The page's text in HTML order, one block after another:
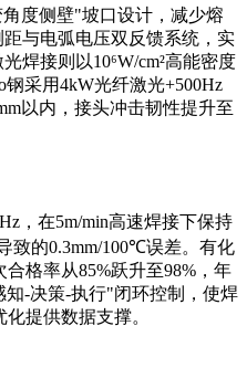
度侧壁"坡口设计，减少熔
与电弧电压双反馈系统，实
焊接则以10⁶W/cm²高能密度
采用4kW光纤激光+500Hz
以内，接头冲击韧性提升至
，在5m/min高速焊接下保持
致的0.3mm/100℃误差。有化
格率从85%跃升至98%，年
-决策-执行"闭环控制，使焊
提供数据支撑。